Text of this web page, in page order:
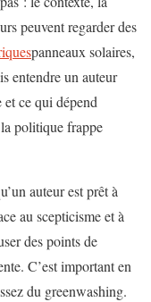
peuvent regarder des
panneaux solaires,
entendre un auteur
ce qui dépend
politique frappe
auteur est prêt à
au scepticisme et à
des points de
C’est important en
du greenwashing.